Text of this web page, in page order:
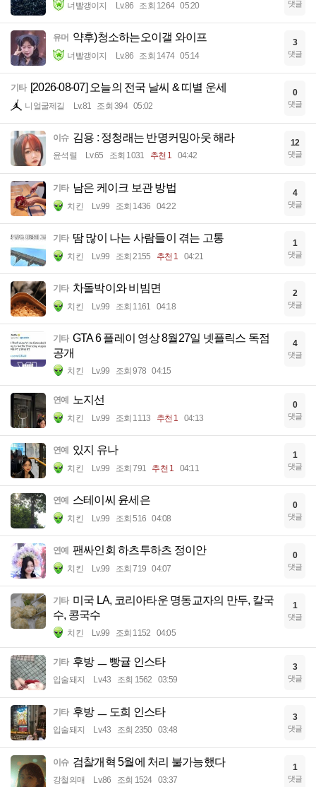
너빨갱이지 Lv.86 조회 1264 05:20 댓글
유머 약후)청소하는오이갤 와이프
너빨갱이지 Lv.86 조회 1474 05:14
3
댓글
기타 [2026-08-07] 오늘의 전국 날씨 & 띠별 운세
니얼굴제길 Lv.81 조회 394 05:02
0
댓글
이슈 김용 : 정청래는 반명커밍아웃 해라
윤석렬 Lv.65 조회 1031 추천 1 04:42
12
댓글
기타 남은 케이크 보관 방법
치킨 Lv.99 조회 1436 04:22
4
댓글
기타 땀 많이 나는 사람들이 겪는 고통
치킨 Lv.99 조회 2155 추천 1 04:21
1
댓글
기타 차돌박이와 비빔면
치킨 Lv.99 조회 1161 04:18
2
댓글
기타 GTA 6 플레이 영상 8월27일 넷플릭스 독점
공개
치킨 Lv.99 조회 978 04:15
4
댓글
연예 노지선
치킨 Lv.99 조회 1113 추천 1 04:13
0
댓글
연예 있지 유나
치킨 Lv.99 조회 791 추천 1 04:11
1
댓글
연예 스테이씨 윤세은
치킨 Lv.99 조회 516 04:08
0
댓글
연예 팬싸인회 하츠투하츠 정이안
치킨 Lv.99 조회 719 04:07
0
댓글
기타 미국 LA, 코리아타운 명동교자의 만두, 칼국
수, 콩국수
치킨 Lv.99 조회 1152 04:05
1
댓글
기타 후방 ㅡ 빵귤 인스타
입술돼지 Lv.43 조회 1562 03:59
3
댓글
기타 후방 ㅡ 도희 인스타
입술돼지 Lv.43 조회 2350 03:48
3
댓글
이슈 검찰개혁 5월에 처리 불가능했다
강철의매 Lv.86 조회 1524 03:37
1
댓글